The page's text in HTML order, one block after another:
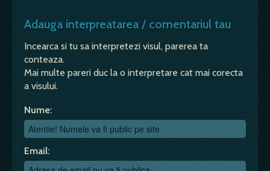
Adauga interpreatarea / comentariul tau
Incearca si tu sa interpretezi visul, parerea ta
conteaza.
Mai multe pareri duc la o interpretare cat mai corecta
a visului.
Nume:
Email: